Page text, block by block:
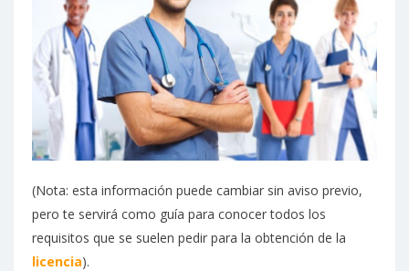
(Nota: esta información puede cambiar sin aviso previo,
pero te servirá como guía para conocer todos los
requisitos que se suelen pedir para la obtención de la
licencia).